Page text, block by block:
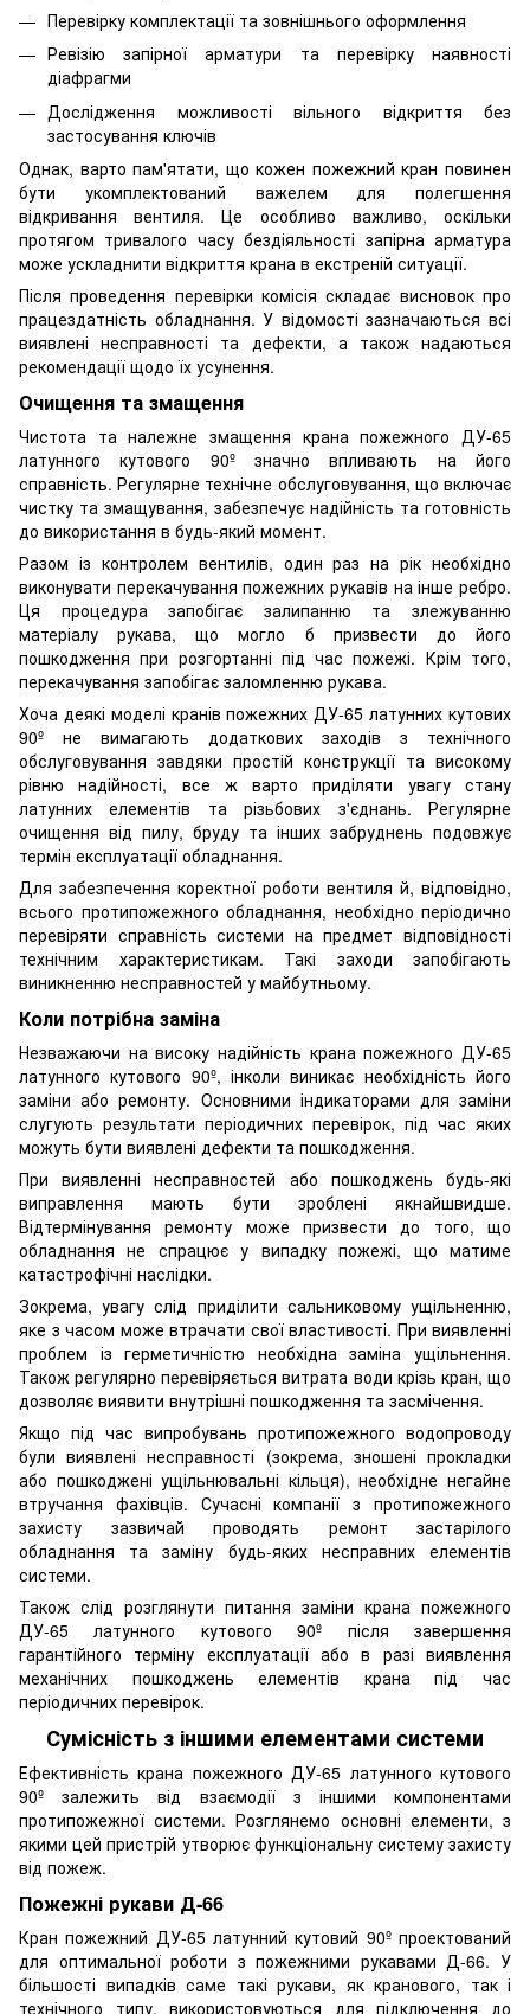
Перевірку комплектації та зовнішнього оформлення
Ревізію запірної арматури та перевірку наявності
діафрагми
Дослідження можливості вільного відкриття без
застосування ключів
Однак, варто пам'ятати, що кожен пожежний кран повинен
бути укомплектований важелем для полегшення
відкривання вентиля. Це особливо важливо, оскільки
протягом тривалого часу бездіяльності запірна арматура
може ускладнити відкриття крана в екстреній ситуації.
Після проведення перевірки комісія складає висновок про
працездатність обладнання. У відомості зазначаються всі
виявлені несправності та дефекти, а також надаються
рекомендації щодо їх усунення.
Очищення та змащення
Чистота та належне змащення крана пожежного ДУ-65
латунного кутового 90º значно впливають на його
справність. Регулярне технічне обслуговування, що включає
чистку та змащування, забезпечує надійність та готовність
до використання в будь-який момент.
Разом із контролем вентилів, один раз на рік необхідно
виконувати перекачування пожежних рукавів на інше ребро.
Ця процедура запобігає залипанню та злежуванню
матеріалу рукава, що могло б призвести до його
пошкодження при розгортанні під час пожежі. Крім того,
перекачування запобігає заломленню рукава.
Хоча деякі моделі кранів пожежних ДУ-65 латунних кутових
90º не вимагають додаткових заходів з технічного
обслуговування завдяки простій конструкції та високому
рівню надійності, все ж варто приділяти увагу стану
латунних елементів та різьбових з'єднань. Регулярне
очищення від пилу, бруду та інших забруднень подовжує
термін експлуатації обладнання.
Для забезпечення коректної роботи вентиля й, відповідно,
всього протипожежного обладнання, необхідно періодично
перевіряти справність системи на предмет відповідності
технічним характеристикам. Такі заходи запобігають
виникненню несправностей у майбутньому.
Коли потрібна заміна
Незважаючи на високу надійність крана пожежного ДУ-65
латунного кутового 90º, інколи виникає необхідність його
заміни або ремонту. Основними індикаторами для заміни
слугують результати періодичних перевірок, під час яких
можуть бути виявлені дефекти та пошкодження.
При виявленні несправностей або пошкоджень будь-які
виправлення мають бути зроблені якнайшвидше.
Відтермінування ремонту може призвести до того, що
обладнання не спрацює у випадку пожежі, що матиме
катастрофічні наслідки.
Зокрема, увагу слід приділити сальниковому ущільненню,
яке з часом може втрачати свої властивості. При виявленні
проблем із герметичністю необхідна заміна ущільнення.
Також регулярно перевіряється витрата води крізь кран, що
дозволяє виявити внутрішні пошкодження та засмічення.
Якщо під час випробувань протипожежного водопроводу
були виявлені несправності (зокрема, зношені прокладки
або пошкоджені ущільнювальні кільця), необхідне негайне
втручання фахівців. Сучасні компанії з протипожежного
захисту зазвичай проводять ремонт застарілого
обладнання та заміну будь-яких несправних елементів
системи.
Також слід розглянути питання заміни крана пожежного
ДУ-65 латунного кутового 90º після завершення
гарантійного терміну експлуатації або в разі виявлення
механічних пошкоджень елементів крана під час
періодичних перевірок.
Сумісність з іншими елементами системи
Ефективність крана пожежного ДУ-65 латунного кутового
90º залежить від взаємодії з іншими компонентами
протипожежної системи. Розглянемо основні елементи, з
якими цей пристрій утворює функціональну систему захисту
від пожеж.
Пожежні рукави Д-66
Кран пожежний ДУ-65 латунний кутовий 90º проектований
для оптимальної роботи з пожежними рукавами Д-66. У
більшості випадків саме такі рукави, як кранового, так і
технічного типу, використовуються для підключення до